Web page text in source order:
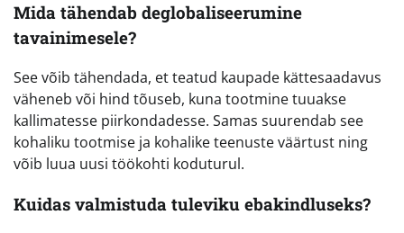
Mida tähendab deglobaliseerumine
tavainimesele?
See võib tähendada, et teatud kaupade kättesaadavus
väheneb või hind tõuseb, kuna tootmine tuuakse
kallimatesse piirkondadesse. Samas suurendab see
kohaliku tootmise ja kohalike teenuste väärtust ning
võib luua uusi töökohti koduturul.
Kuidas valmistuda tuleviku ebakindluseks?